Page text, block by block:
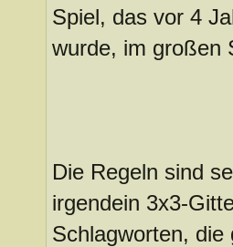
Spiel, das vor 4
wurde, im großen
Die Regeln sind
irgendein 3x3-
Schlagworten,